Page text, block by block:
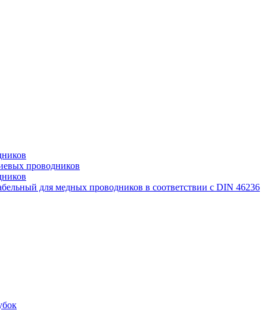
проводников
для медных проводников в соответствии с DIN 46236